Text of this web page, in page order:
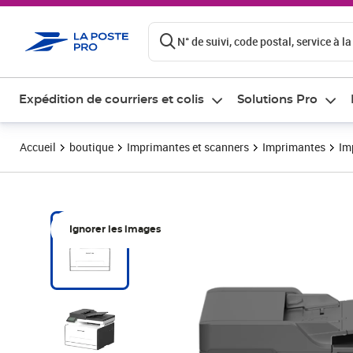
N° de suivi, code postal, service à
Expédition de courriers et colis Solutions Pro
Accueil boutique Imprimantes et scanners Imprimantes
Ignorer les images